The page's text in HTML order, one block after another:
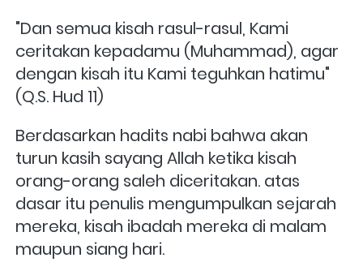
"Dan semua kisah rasul-rasul, Kami
ceritakan kepadamu (Muhammad), agar
dengan kisah itu Kami teguhkan hatimu"
(Q.S. Hud 11)
Berdasarkan hadits nabi bahwa akan
turun kasih sayang Allah ketika kisah
orang-orang saleh diceritakan. atas
dasar itu penulis mengumpulkan sejarah
mereka, kisah ibadah mereka di malam
maupun siang hari.